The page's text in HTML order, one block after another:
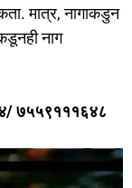
मात्र, नागाकडुन
नाग
७५५९१११६४८